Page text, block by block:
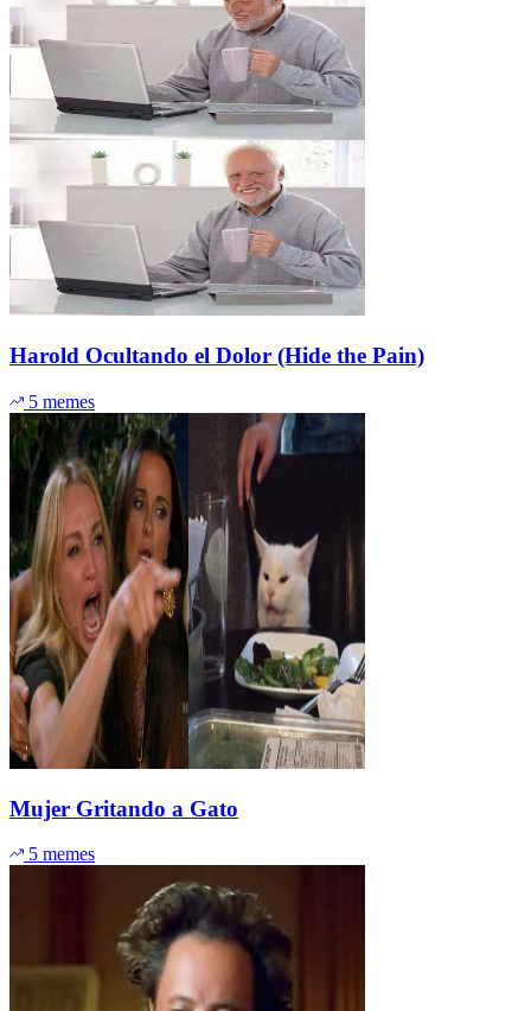
Harold Ocultando el Dolor (Hide the Pain)
5 memes
Mujer Gritando a Gato
5 memes